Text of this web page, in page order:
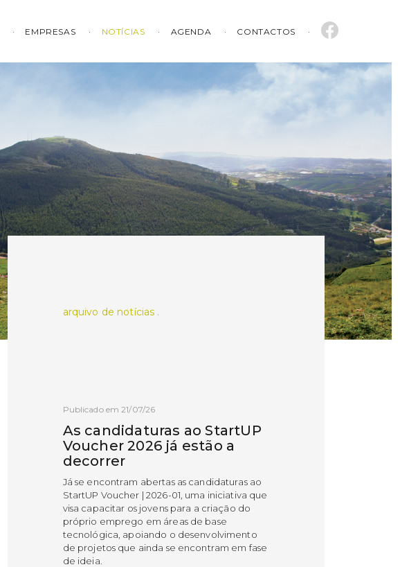
EMPRESAS NOTÍCIAS AGENDA CONTACTOS
arquivo de notícias .
Publicado em 21/07/26
As candidaturas ao StartUP
Voucher 2026 já estão a
decorrer
Já se encontram abertas as candidaturas ao
StartUP Voucher | 2026-01, uma iniciativa que
visa capacitar os jovens para a criação do
próprio emprego em áreas de base
tecnológica, apoiando o desenvolvimento
de projetos que ainda se encontram em fase
de ideia.